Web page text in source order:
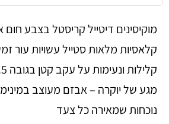
מוקיסינים דיטייל קריסטל בצבע
קלאסיות מלאות סטייל עשויות עור
מגע של יוקרה – אבזם מעוצב
נוכחות שמאירה כל צעד